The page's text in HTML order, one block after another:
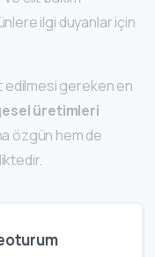
ilgi duyanlar için
edilmesi gereken en
üretimleri
özgün hem de